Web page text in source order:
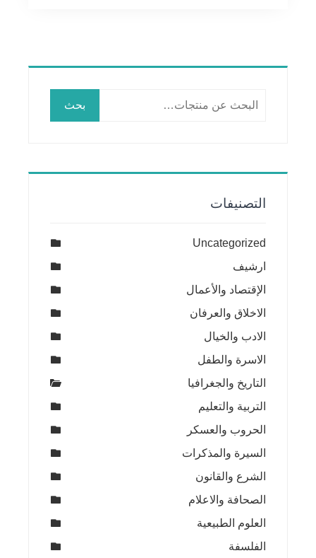
بحث
التصنيفات
Uncategorized
ارشيف
الإقتصاد والأعمال
الاخلاق والعرفان
الادب والخيال
الاسرة والطفل
التاريخ والجغرافيا
التربية والتعليم
الحروب والعسكر
السيرة والمذكرات
الشرع والقانون
الصحافة والاعلام
العلوم الطبيعية
الفلسفة